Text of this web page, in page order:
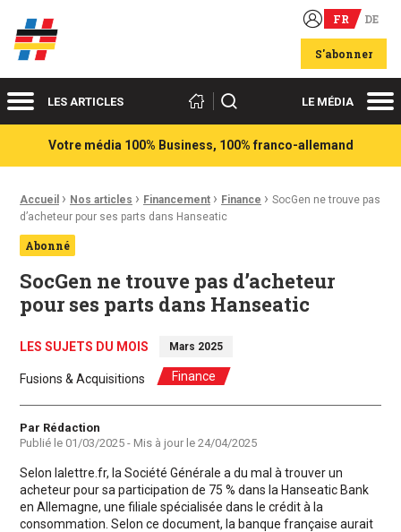
Acteurs du franco-allemand FR DE
S'abonner
MenuLES ARTICLES Rechercher LE MÉDIA
Votre média 100% Business, 100% franco-allemand
Fil d'Ariane :
Accueil › Nos articles › Financement › Finance › SocGen ne trouve pas
d’acheteur pour ses parts dans Hanseatic
Abonné
SocGen ne trouve pas d’acheteur
pour ses parts dans Hanseatic
LES SUJETS DU MOIS Mars 2025
Fusions & Acquisitions Finance
Auteur
Par Rédaction
Publié le 01/03/2025 - Mis à jour le 24/04/2025
Selon lalettre.fr, la Société Générale a du mal à trouver un
acheteur pour sa participation de 75 % dans la Hanseatic Bank
en Allemagne, une filiale spécialisée dans le crédit à la
consommation. Selon ce document, la banque française aurait